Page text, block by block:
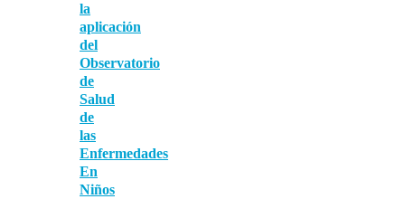
la
aplicación
del
Observatorio
de
Salud
de
las
Enfermedades
En
Niños